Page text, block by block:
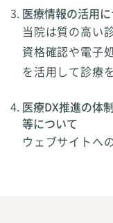
医療情報の活用
当院は質の高い
資格確認や電子
を活用して診療
医療DX推進の体
等について
ウェブサイトへ